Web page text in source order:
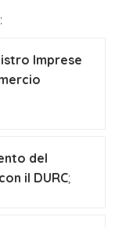
Imprese
del
il DURC;